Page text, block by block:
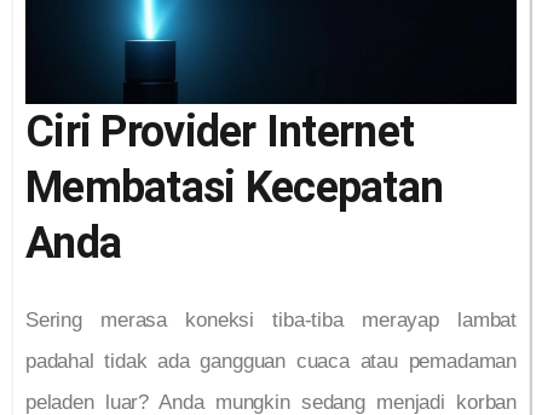
Ciri Provider Internet
Membatasi Kecepatan
Anda
Sering merasa koneksi tiba-tiba merayap lambat
padahal tidak ada gangguan cuaca atau pemadaman
peladen luar? Anda mungkin sedang menjadi korban